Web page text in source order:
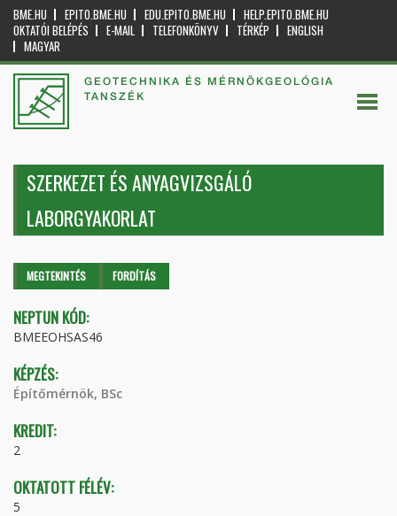
BME.HU EPITO.BME.HU EDU.EPITO.BME.HU
HELP.EPITO.BME.HU
OKTATÓI BELÉPÉS
E-MAIL TELEFONKÖNYV TÉRKÉP
ENGLISH
MAGYAR
GEOTECHNIKA ÉS MÉRNÖKGEOLÓGIA
TANSZÉK
SZERKEZET ÉS ANYAGVIZSGÁLÓ
LABORGYAKORLAT
Elsődleges fülek
MEGTEKINTÉS (AKTÍVFORDÍTÁS
NEPTUN KÓD:
BMEEOHSAS46
KÉPZÉS:
Építőmérnök, BSc
KREDIT:
2
OKTATOTT FÉLÉV:
5